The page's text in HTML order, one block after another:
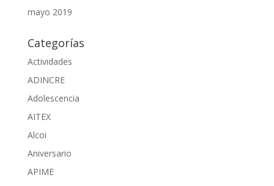
mayo 2019
Categorías
Actividades
ADINCRE
Adolescencia
AITEX
Alcoi
Aniversario
APIME